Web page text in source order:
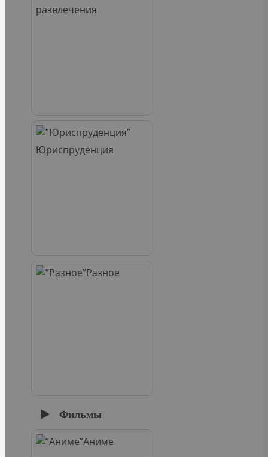
развлечения
Юриспруденция
Разное
Фильмы
Аниме